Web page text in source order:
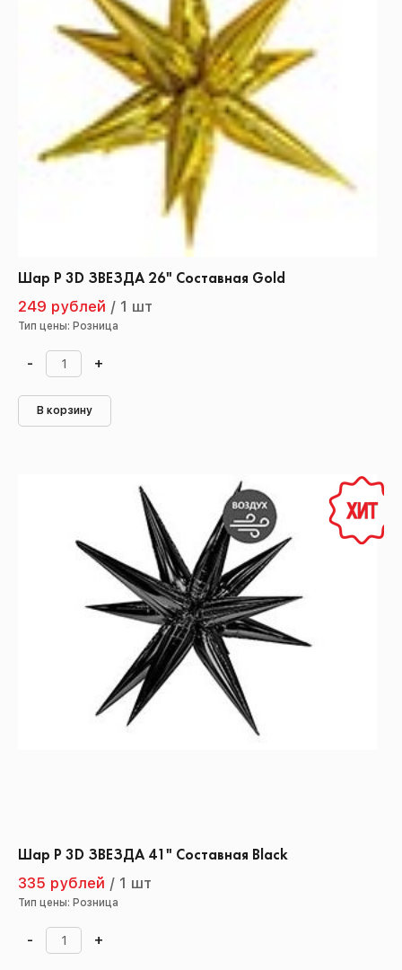
Шар Р 3D ЗВЕЗДА 26" Составная Gold
249 рублей / 1 шт
Тип цены: Розница
- +
В корзину
Шар Р 3D ЗВЕЗДА 41" Составная Black
335 рублей / 1 шт
Тип цены: Розница
- +